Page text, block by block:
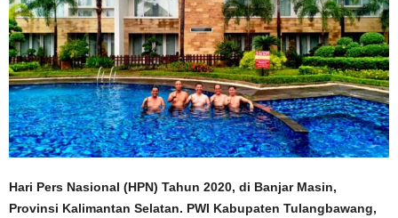
Hari Pers Nasional (HPN) Tahun 2020, di Banjar Masin,
Provinsi Kalimantan Selatan. PWI Kabupaten Tulangbawang,